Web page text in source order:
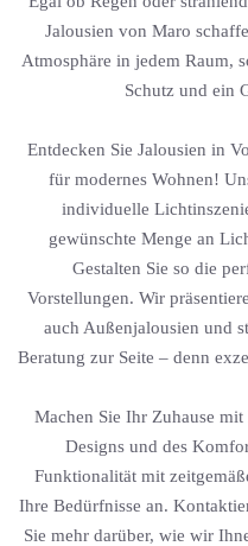
Jalousien von Maro
Atmosphäre in jedem Raum,
Schutz und ein
Entdecken Sie Jalousien in
für modernes Wohnen!
individuelle
gewünschte Menge an
Gestalten Sie so die
Vorstellungen. Wir
auch Außenjalousien und
Beratung zur Seite – denn
Machen Sie Ihr Zuhause
Designs und des
Funktionalität mit
Ihre Bedürfnisse an.
Sie mehr darüber, wie wir